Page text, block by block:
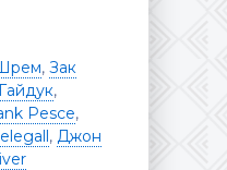
, Зак
,
Pesce,
, Джон